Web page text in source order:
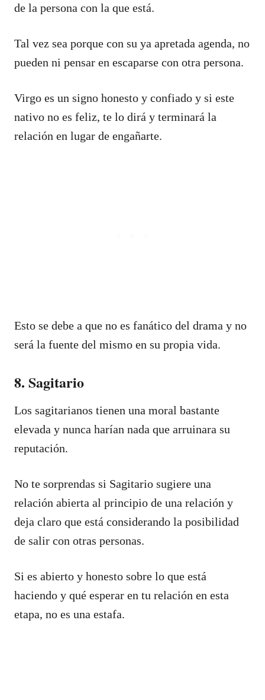
de la persona con la que está.
Tal vez sea porque con su ya apretada agenda, no
pueden ni pensar en escaparse con otra persona.
Virgo es un signo honesto y confiado y si este
nativo no es feliz, te lo dirá y terminará la
relación en lugar de engañarte.
Esto se debe a que no es fanático del drama y no
será la fuente del mismo en su propia vida.
8. Sagitario
Los sagitarianos tienen una moral bastante
elevada y nunca harían nada que arruinara su
reputación.
No te sorprendas si Sagitario sugiere una
relación abierta al principio de una relación y
deja claro que está considerando la posibilidad
de salir con otras personas.
Si es abierto y honesto sobre lo que está
haciendo y qué esperar en tu relación en esta
etapa, no es una estafa.